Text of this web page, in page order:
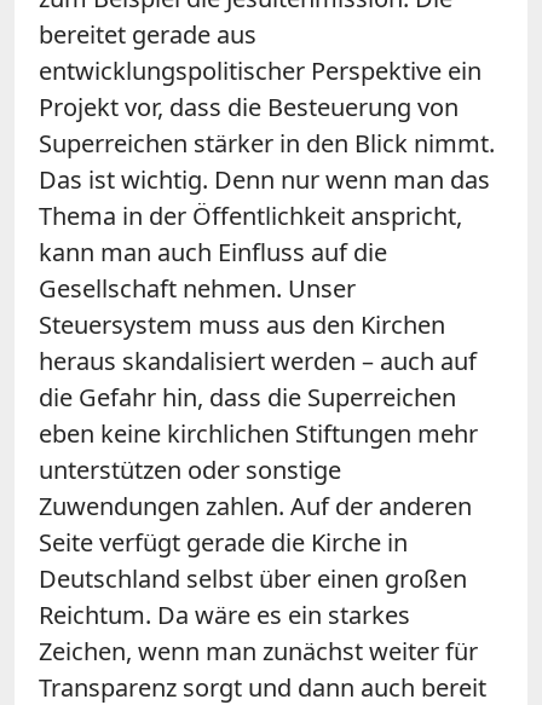
bereitet gerade aus
entwicklungspolitischer Perspektive ein
Projekt vor, dass die Besteuerung von
Superreichen stärker in den Blick nimmt.
Das ist wichtig. Denn nur wenn man das
Thema in der Öffentlichkeit anspricht,
kann man auch Einfluss auf die
Gesellschaft nehmen. Unser
Steuersystem muss aus den Kirchen
heraus skandalisiert werden – auch auf
die Gefahr hin, dass die Superreichen
eben keine kirchlichen Stiftungen mehr
unterstützen oder sonstige
Zuwendungen zahlen. Auf der anderen
Seite verfügt gerade die Kirche in
Deutschland selbst über einen großen
Reichtum. Da wäre es ein starkes
Zeichen, wenn man zunächst weiter für
Transparenz sorgt und dann auch bereit